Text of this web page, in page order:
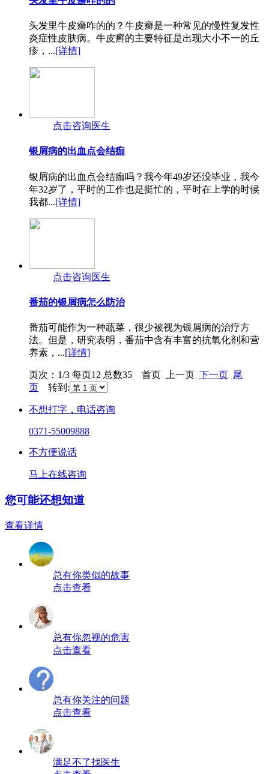
头发里牛皮癣咋的的？牛皮癣是一种常见的慢性复发性
炎症性皮肤病。牛皮癣的主要特征是出现大小不一的丘
疹，...[详情]
点击咨询医生
银屑病的出血点会结痂
银屑病的出血点会结痂吗？我今年49岁还没毕业，我今
年32岁了，平时的工作也是挺忙的，平时在上学的时候
我都...[详情]
点击咨询医生
番茄的银屑病怎么防治
番茄可能作为一种蔬菜，很少被视为银屑病的治疗方
法。但是，研究表明，番茄中含有丰富的抗氧化剂和营
养素，...[详情]
页次：1/3 每页12 总数35 首页 上一页 下一页 尾
页 转到:
不想打字，电话咨询
0371-55009888
不方便说话
马上在线咨询
您可能还想知道
查看详情
总有你类似的故事
点击查看
总有你忽视的危害
点击查看
总有你关注的问题
点击查看
满足不了找医生